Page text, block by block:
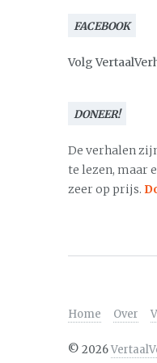
FACEBOOK
Volg
DONEER!
De verhalen
te lezen, maar
zeer op prijs.
Home Over
© 2026